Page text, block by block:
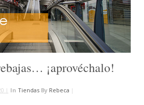
¡aprovéchalo!
| In Tiendas By Rebeca |